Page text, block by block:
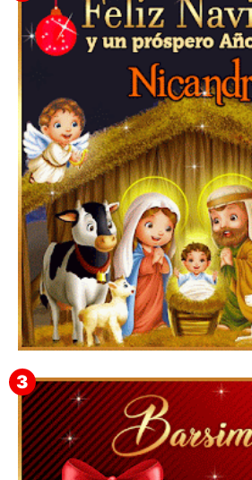
▷GIF de Feliz Navidad 2025【❤️】